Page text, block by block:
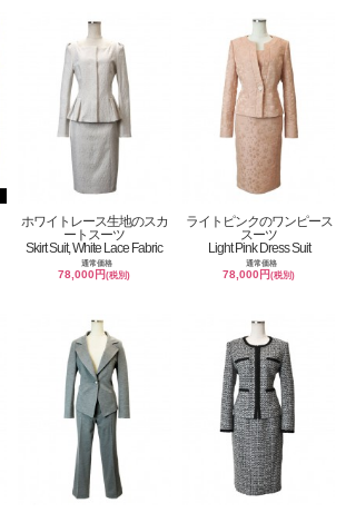
ホワイトレース生地のスカ
ートスーツ
Skirt Suit, White Lace Fabric
通常価格
78,000円(税別)
ライトピンクのワンピース
スーツ
Light Pink Dress Suit
通常価格
78,000円(税別)